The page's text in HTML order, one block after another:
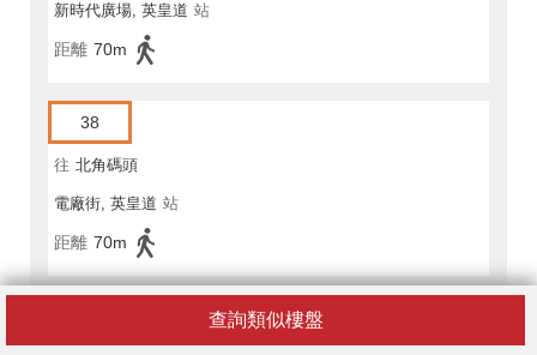
查詢類似樓盤
新時代廣場, 英皇道 站
距離 70m
38
往 北角碼頭
電廠街, 英皇道 站
距離 70m